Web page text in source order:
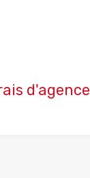
d'agence